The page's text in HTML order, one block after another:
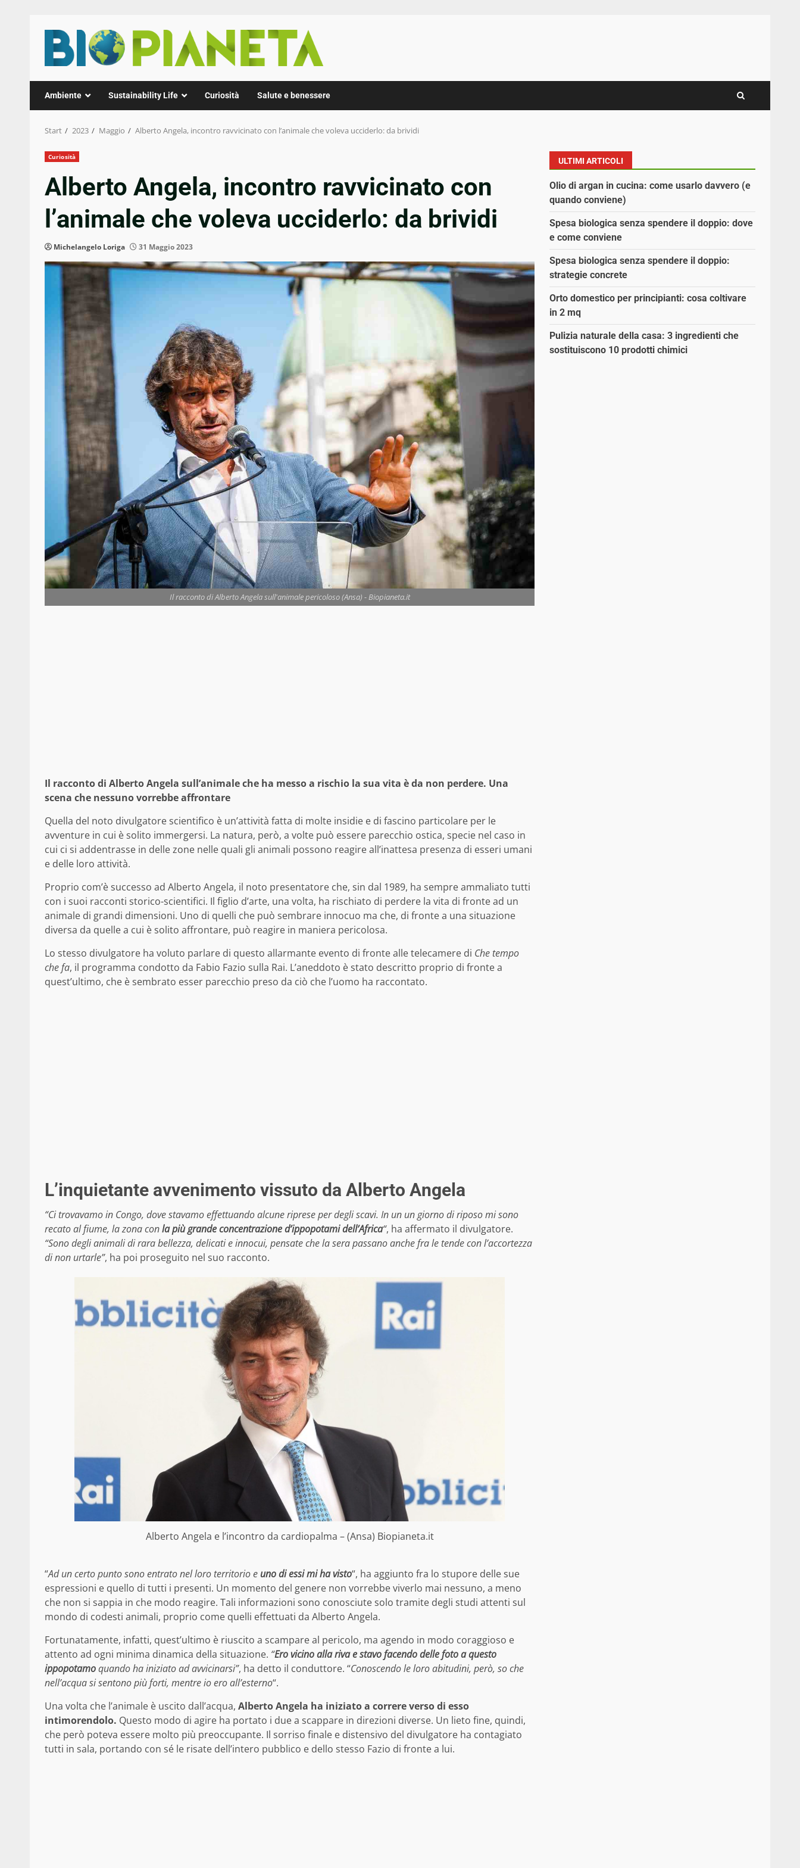
Inhalt
springen
Ambiente Sustainability Life Curiosità Salute e benessere
Start 2023 Maggio Alberto Angela, incontro ravvicinato con l’animale che voleva ucciderlo: da brividi
Curiosità
Alberto Angela, incontro ravvicinato con
l’animale che voleva ucciderlo: da brividi
Michelangelo Loriga 31 Maggio 2023
Il racconto di Alberto Angela sull'animale pericoloso (Ansa) - Biopianeta.it
Il racconto di Alberto Angela sull’animale che ha messo a rischio la sua vita è da non perdere. Una
scena che nessuno vorrebbe affrontare
Quella del noto divulgatore scientifico è un’attività fatta di molte insidie e di fascino particolare per le
avventure in cui è solito immergersi. La natura, però, a volte può essere parecchio ostica, specie nel caso in
cui ci si addentrasse in delle zone nelle quali gli animali possono reagire all’inattesa presenza di esseri umani
e delle loro attività.
Proprio com’è successo ad Alberto Angela, il noto presentatore che, sin dal 1989, ha sempre ammaliato tutti
con i suoi racconti storico-scientifici. Il figlio d’arte, una volta, ha rischiato di perdere la vita di fronte ad un
animale di grandi dimensioni. Uno di quelli che può sembrare innocuo ma che, di fronte a una situazione
diversa da quelle a cui è solito affrontare, può reagire in maniera pericolosa.
Lo stesso divulgatore ha voluto parlare di questo allarmante evento di fronte alle telecamere di Che tempo
che fa, il programma condotto da Fabio Fazio sulla Rai. L’aneddoto è stato descritto proprio di fronte a
quest’ultimo, che è sembrato esser parecchio preso da ciò che l’uomo ha raccontato.
L’inquietante avvenimento vissuto da Alberto Angela
“Ci trovavamo in Congo, dove stavamo effettuando alcune riprese per degli scavi. In un un giorno di riposo mi sono
recato al fiume, la zona conla più grande concentrazione d’ippopotami dell’Africa“, ha affermato il divulgatore.
“Sono degli animali di rara bellezza, delicati e innocui, pensate che la sera passano anche fra le tende con l’accortezza
di non urtarle”, ha poi proseguito nel suo racconto.
Alberto Angela e l’incontro da cardiopalma – (Ansa) Biopianeta.it
“Ad un certo punto sono entrato nel loro territorio e uno di essi mi ha visto“, ha aggiunto fra lo stupore delle sue
espressioni e quello di tutti i presenti. Un momento del genere non vorrebbe viverlo mai nessuno, a meno
che non si sappia in che modo reagire. Tali informazioni sono conosciute solo tramite degli studi attenti sul
mondo di codesti animali, proprio come quelli effettuati da Alberto Angela.
Fortunatamente, infatti, quest’ultimo è riuscito a scampare al pericolo, ma agendo in modo coraggioso e
attento ad ogni minima dinamica della situazione. “Ero vicino alla riva e stavo facendo delle foto a questo
ippopotamoquando ha iniziato ad avvicinarsi”, ha detto il conduttore. “Conoscendo le loro abitudini, però, so che
nell’acqua si sentono più forti, mentre io ero all’esterno“.
Una volta che l’animale è uscito dall’acqua, Alberto Angela ha iniziato a correre verso di esso
intimorendolo. Questo modo di agire ha portato i due a scappare in direzioni diverse. Un lieto fine, quindi,
che però poteva essere molto più preoccupante. Il sorriso finale e distensivo del divulgatore ha contagiato
tutti in sala, portando con sé le risate dell’intero pubblico e dello stesso Fazio di fronte a lui.
ULTIMI ARTICOLI
Olio di argan in cucina: come usarlo davvero (e
quando conviene)
Spesa biologica senza spendere il doppio: dove
e come conviene
Spesa biologica senza spendere il doppio:
strategie concrete
Orto domestico per principianti: cosa coltivare
in 2 mq
Pulizia naturale della casa: 3 ingredienti che
sostituiscono 10 prodotti chimici